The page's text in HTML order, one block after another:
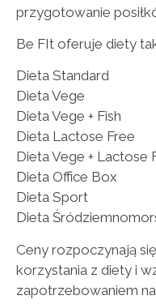
przygotowanie
Be FIt oferuje diety
Dieta Standard
Dieta Vege
Dieta Vege + Fish
Dieta Lactose Free
Dieta Vege + Lactose
Dieta Office Box
Dieta Sport
Dieta
Ceny rozpoczynają
korzystania z diety i
zapotrzebowaniem